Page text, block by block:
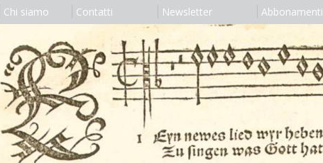
Chi siamo Contatti Newsletter Abbonamenti